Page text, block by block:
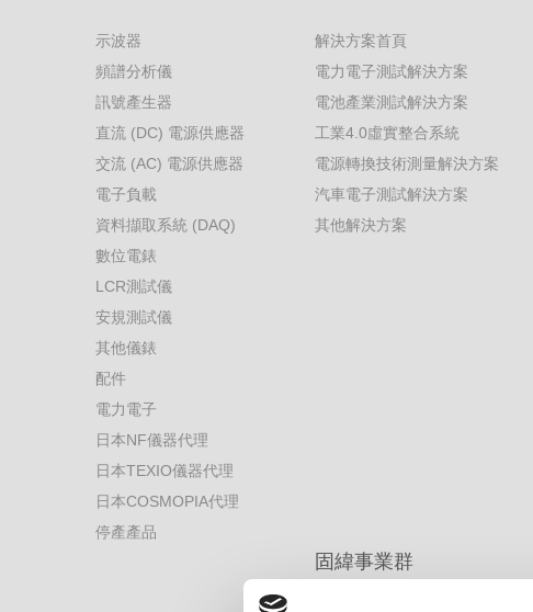
示波器
頻譜分析儀
訊號產生器
直流 (DC) 電源供應器
交流 (AC) 電源供應器
電子負載
資料擷取系統 (DAQ)
數位電錶
LCR測試儀
安規測試儀
其他儀錶
配件
電力電子
日本NF儀器代理
日本TEXIO儀器代理
日本COSMOPIA代理
停產產品
解決方案首頁
電力電子測試解決方案
電池產業測試解決方案
工業4.0虛實整合系統
電源轉換技術測量解決方案
汽車電子測試解決方案
其他解決方案
固緯事業群